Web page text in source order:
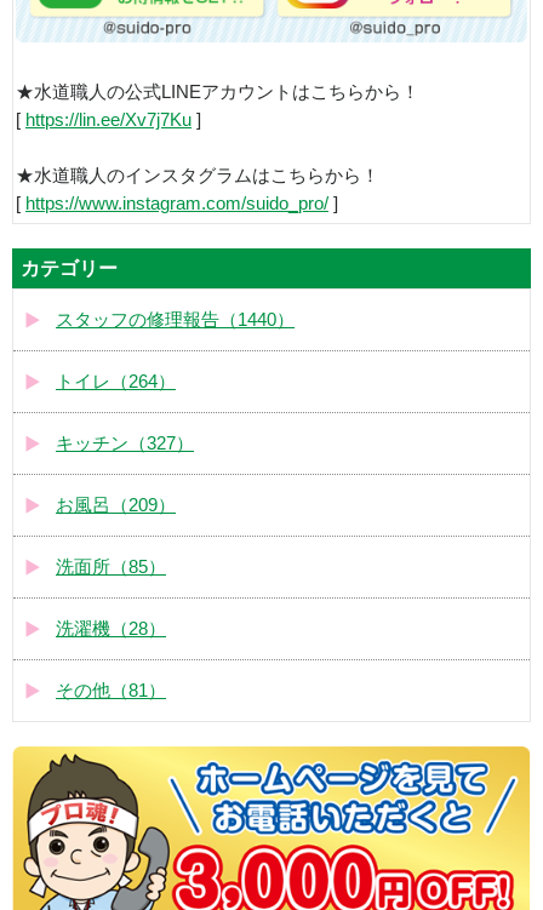
★水道職人の公式LINEアカウントはこちらから！
[ https://lin.ee/Xv7j7Ku ]
★水道職人のインスタグラムはこちらから！
[ https://www.instagram.com/suido_pro/ ]
カテゴリー
スタッフの修理報告（1440）
トイレ（264）
キッチン（327）
お風呂（209）
洗面所（85）
洗濯機（28）
その他（81）